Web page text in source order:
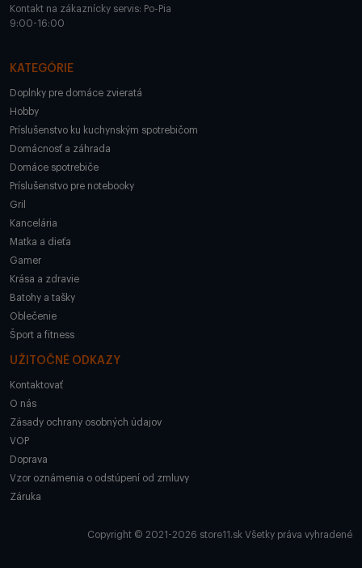
Kontakt na zákaznícky servis: Po-Pia
9:00-16:00
KATEGÓRIE
Doplnky pre domáce zvieratá
Hobby
Príslušenstvo ku kuchynským spotrebičom
Domácnosť a záhrada
Domáce spotrebiče
Príslušenstvo pre notebooky
Gril
Kancelária
Matka a dieťa
Gamer
Krása a zdravie
Batohy a tašky
Oblečenie
Šport a fitness
UŽITOČNÉ ODKAZY
Kontaktovať
O nás
Zásady ochrany osobných údajov
VOP
Doprava
Vzor oznámenia o odstúpení od zmluvy
Záruka
Copyright © 2021-2026 store11.sk Všetky práva vyhradené